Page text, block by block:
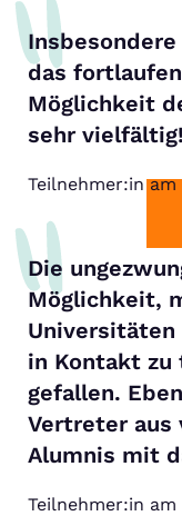
das
Möglichkeit
sehr vielfältig!
Teilnehmer:in am
Die
Möglichkeit,
Universitäten
in Kontakt
gefallen.
Vertreter aus
Alumnis mit
Teilnehmer:in am